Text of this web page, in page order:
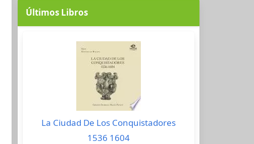
Últimos Libros
La Ciudad De Los Conquistadores
1536 1604